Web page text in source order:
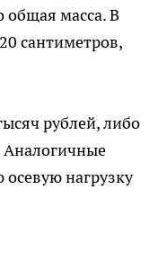
общая масса. В
сантиметров,
рублей, либо
Аналогичные
нагрузку